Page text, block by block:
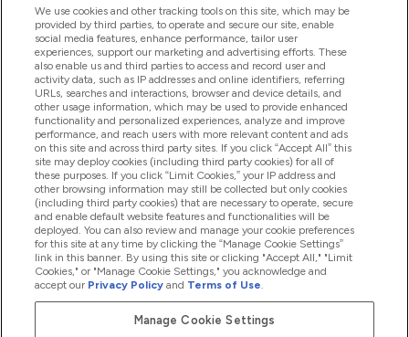
ヘルプ＆ガイド
商品について
会社概要
特典＆ポイント
2026 The Hut.com Ltd
We use cookies and other tracking tools on this site, which may be
provided by third parties, to operate and secure our site, enable
social media features, enhance performance, tailor user
experiences, support our marketing and advertising efforts. These
also enable us and third parties to access and record user and
activity data, such as IP addresses and online identifiers, referring
URLs, searches and interactions, browser and device details, and
other usage information, which may be used to provide enhanced
functionality and personalized experiences, analyze and improve
performance, and reach users with more relevant content and ads
on this site and across third party sites. If you click “Accept All” this
site may deploy cookies (including third party cookies) for all of
these purposes. If you click “Limit Cookies,” your IP address and
other browsing information may still be collected but only cookies
(including third party cookies) that are necessary to operate, secure
and enable default website features and functionalities will be
deployed. You can also review and manage your cookie preferences
for this site at any time by clicking the “Manage Cookie Settings”
link in this banner. By using this site or clicking "Accept All," "Limit
Cookies," or "Manage Cookie Settings," you acknowledge and
accept our Privacy Policy and Terms of Use.
Manage Cookie Settings